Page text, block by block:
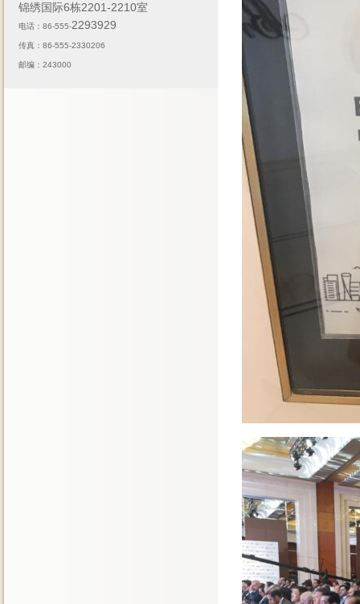
锦绣国际6栋2201-2210室
电话：86-555-2293929
传真：86-555-2330206
邮编：243000